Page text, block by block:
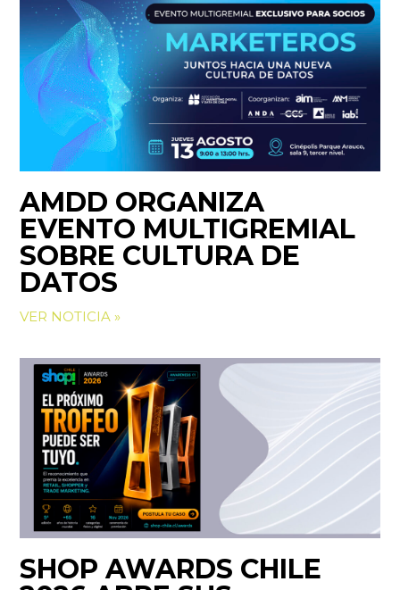
AMDD ORGANIZA
EVENTO MULTIGREMIAL
SOBRE CULTURA DE
DATOS
VER NOTICIA »
SHOP AWARDS CHILE